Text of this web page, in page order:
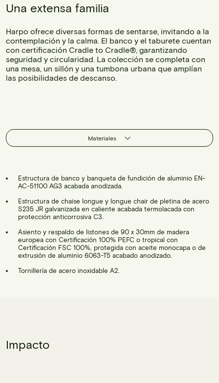
Una extensa familia
Harpo ofrece diversas formas de sentarse, invitando a la
contemplación y la calma. El banco y el taburete cuentan
con certificación Cradle to Cradle®, garantizando
seguridad y circularidad. La colección se completa con
una mesa, un sillón y una tumbona urbana que amplían
las posibilidades de descanso.
Materiales
Estructura de banco y banqueta de fundición de aluminio EN-
AC-51100 AG3 acabada anodizada.
Estructura de chaise longue y longue chair de pletina de acero
S235 JR galvanizada en caliente acabada termolacada con
protección anticorrosiva C3.
Asiento y respaldo de listones de 90 x 30mm de madera
europea con Certificación 100% PEFC o tropical con
Certificación FSC 100%, protegida con aceite monocapa o de
extrusión de aluminio 6063-T5 acabado anodizado.
Tornillería de acero inoxidable A2.
Impacto